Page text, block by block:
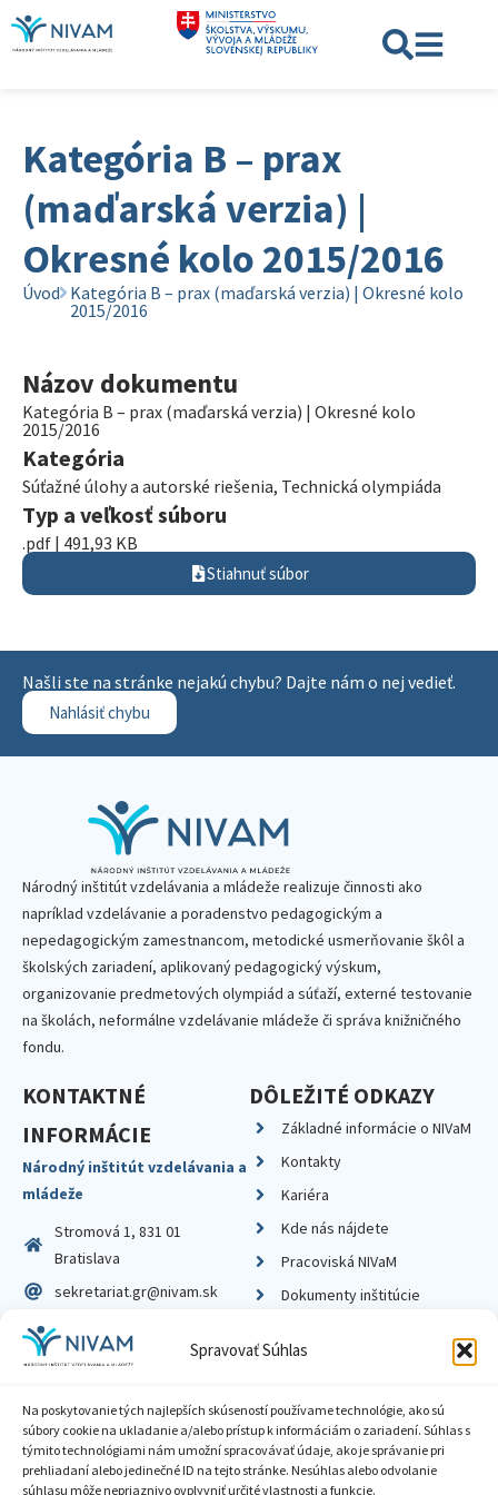
Spravovať Súhlas
Na poskytovanie tých najlepších skúseností používame technológie, ako sú
súbory cookie na ukladanie a/alebo prístup k informáciám o zariadení. Súhlas s
týmito technológiami nám umožní spracovávať údaje, ako je správanie pri
prehliadaní alebo jedinečné ID na tejto stránke. Nesúhlas alebo odvolanie
súhlasu môže nepriaznivo ovplyvniť určité vlastnosti a funkcie.
Kategória B – prax
(maďarská verzia) |
Okresné kolo 2015/2016
Úvod Kategória B – prax (maďarská verzia) | Okresné kolo
2015/2016
Názov dokumentu
Kategória B – prax (maďarská verzia) | Okresné kolo
2015/2016
Kategória
Súťažné úlohy a autorské riešenia, Technická olympiáda
Typ a veľkosť súboru
.pdf | 491,93 KB
Stiahnuť súbor
Našli ste na stránke nejakú chybu? Dajte nám o nej vedieť.
Nahlásiť chybu
Národný inštitút vzdelávania a mládeže realizuje činnosti ako
napríklad vzdelávanie a poradenstvo pedagogickým a
nepedagogickým zamestnancom, metodické usmerňovanie škôl a
školských zariadení, aplikovaný pedagogický výskum,
organizovanie predmetových olympiád a súťaží, externé testovanie
na školách, neformálne vzdelávanie mládeže či správa knižničného
fondu.
KONTAKTNÉ
INFORMÁCIE
Národný inštitút vzdelávania a
mládeže
Stromová 1, 831 01
Bratislava
sekretariat.gr@nivam.sk
IČO: 00164348
DIČ: 2020798714
DÔLEŽITÉ ODKAZY
Základné informácie o NIVaM
Kontakty
Kariéra
Kde nás nájdete
Pracoviská NIVaM
Dokumenty inštitúcie
Zásady ochrany súkromia